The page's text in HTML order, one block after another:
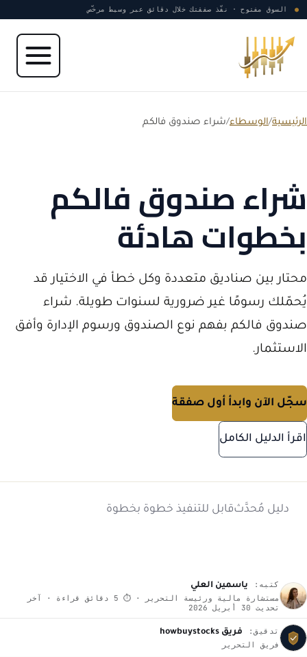
انتقل إلى المحتوى
● السوق مفتوح · نفّذ صفقتك خلال دقائق عبر وسيط مرخّص
الرئيسية/الوسطاء/شراء صندوق فالكم
شراء صندوق فالكم
بخطوات هادئة
محتار بين صناديق متعددة وكل خطأ في الاختيار قد
يُحمّلك رسومًا غير ضرورية لسنوات طويلة. شراء
صندوق فالكم بفهم نوع الصندوق ورسوم الإدارة وأفق
الاستثمار.
سجّل الآن وابدأ أول صفقة
اقرأ الدليل الكامل
دليل مُحدَّثقابل للتنفيذ خطوة بخطوة
كتبه:
ياسمين العلي
مستشارة مالية ورئيسة التحرير · ⏱ 5 دقائق قراءة · آخر
تحديث 30 أبريل 2026
تدقيق:
فريق howbuystocks
فريق التحرير